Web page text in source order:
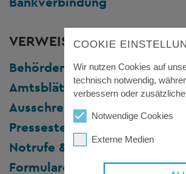
VERWEISE
Behördenwegweiser
Amtsblätter
Ausschreibungen
Pressestelle
Notrufe & Hotlines
Formulare & Merkblätter
COOKIE
Wir nutzen Cookies auf
technisch notwendig,
verbessern oder
Notwendige Cookies
Externe Medien